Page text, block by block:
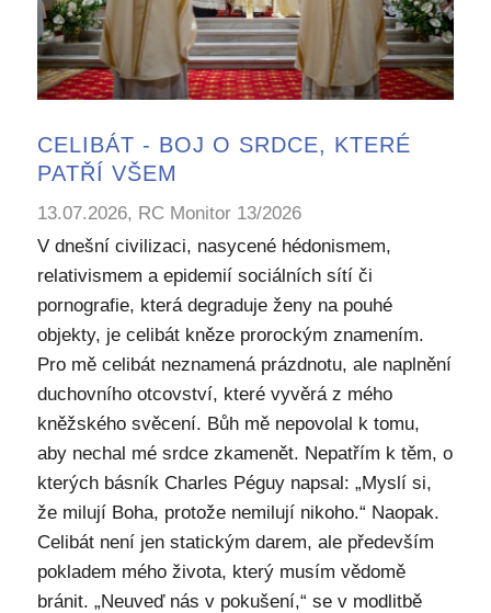
CELIBÁT - BOJ O SRDCE, KTERÉ
PATŘÍ VŠEM
13.07.2026, RC Monitor 13/2026
V dnešní civilizaci, nasycené hédonismem,
relativismem a epidemií sociálních sítí či
pornografie, která degraduje ženy na pouhé
objekty, je celibát kněze prorockým znamením.
Pro mě celibát neznamená prázdnotu, ale naplnění
duchovního otcovství, které vyvěrá z mého
kněžského svěcení. Bůh mě nepovolal k tomu,
aby nechal mé srdce zkamenět. Nepatřím k těm, o
kterých básník Charles Péguy napsal: „Myslí si,
že milují Boha, protože nemilují nikoho.“ Naopak.
Celibát není jen statickým darem, ale především
pokladem mého života, který musím vědomě
bránit. „Neuveď nás v pokušení,“ se v modlitbě